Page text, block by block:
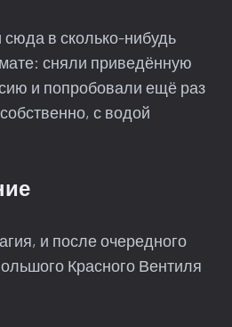
в сколько-нибудь
сняли приведённую
и попробовали ещё раз
с водой
и после очередного
Красного Вентиля